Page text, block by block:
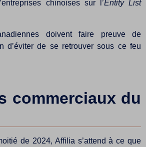
chinoises sur l’Entity List
doivent faire preuve de
d’éviter de se retrouver sous ce feu
commerciaux du
de 2024, Affilia s’attend à ce que